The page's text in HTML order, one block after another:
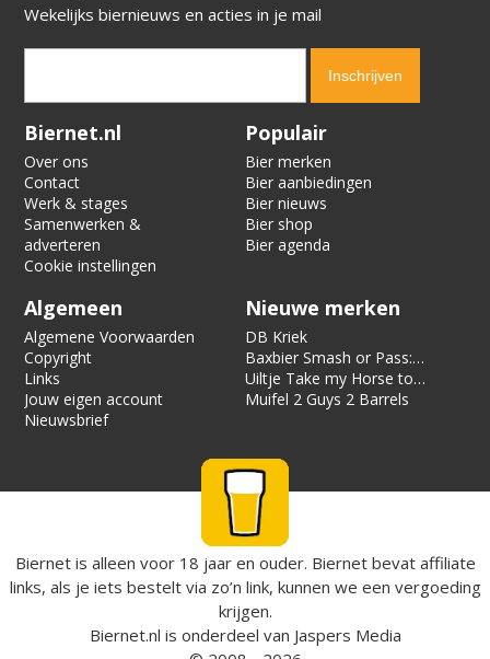
Wekelijks biernieuws en acties in je mail
Verification code:
Biernet.nl
Over ons
Contact
Werk & stages
Samenwerken &
adverteren
Cookie instellingen
Populair
Bier merken
Bier aanbiedingen
Bier nieuws
Bier shop
Bier agenda
Algemeen
Algemene Voorwaarden
Copyright
Links
Jouw eigen account
Nieuwsbrief
Nieuwe merken
DB Kriek
Baxbier Smash or Pass:
Strata
Uiltje Take my Horse to
the Hotel Room
Muifel 2 Guys 2 Barrels
Biernet is alleen voor 18 jaar en ouder. Biernet bevat affiliate
links, als je iets bestelt via zo’n link, kunnen we een vergoeding
krijgen.
Biernet.nl is onderdeel van Jaspers Media